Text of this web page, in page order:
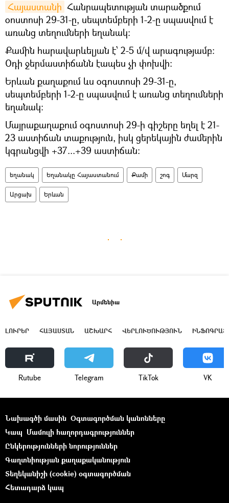
Հայաստանի Հանրապետության տարածքում
օոստոսի 29-31-ը, սեպտեմբերի 1-2-ը սպասվում է
առանց տեղումների եղանակ:
Քամին հարավարևելյան է՝ 2-5 մ/վ արագությամբ:
Օդի ջերմաստիճանն էապես չի փոխվի:
Երևան քաղաքում ևս օգոստոսի 29-31-ը,
սեպտեմբերի 1-2-ը սպասվում է առանց տեղումների
եղանակ:
Մայրաքաղաքում օգոստոսի 29-ի գիշերը եղել է 21-
23 աստիճան տաքություն, իսկ ցերեկային ժամերին
կգրանցվի +37...+39 աստիճան։
եղանակ Եղանակը Հայաստանում Քամի շոգ Մարզ
Արցախ Երևան
Արմենիա
ԼՈՒՐԵՐ ՀԱՅԱՍՏԱՆ ԱՇԽԱՐՀ ՎԵՐԼՈՒԾՈՒԹՅՈՒՆ
Rutube Telegram ТikТоk VK
Նախագծի մասին Օգտագործման կանոնները
Կապ Մամուլի հաղորդագրություններ
Ընկերությունների նորություններ
Գաղտնիության քաղաքականություն
Տեղեկանիշի (cookie) օգտագործման
Հետադարձ կապ